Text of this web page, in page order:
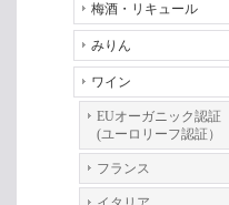
梅酒・リキュール
みりん
ワイン
EUオーガニック認証
(ユーロリーフ認証）
フランス